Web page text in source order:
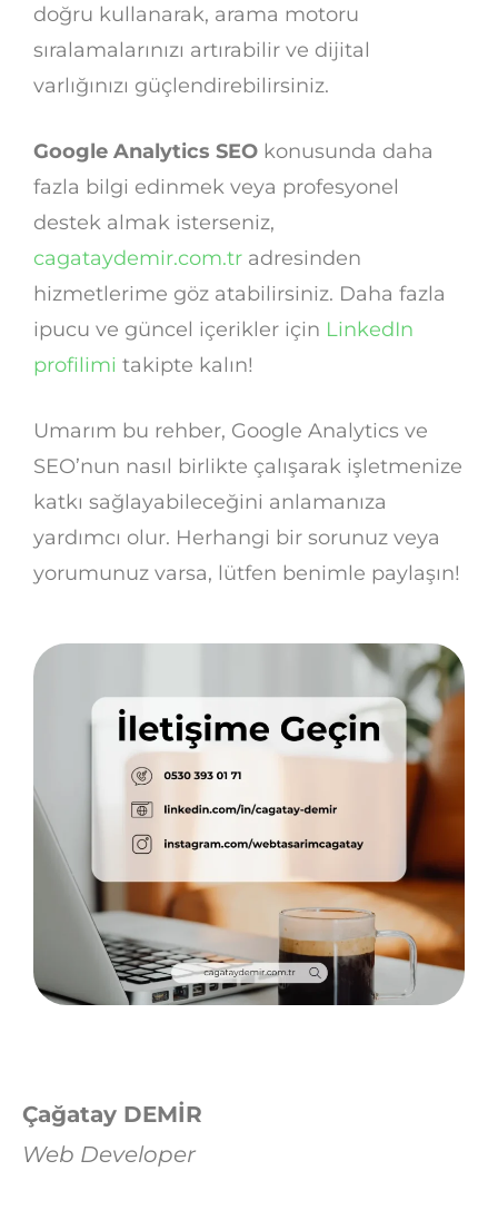
doğru kullanarak, arama motoru
sıralamalarınızı artırabilir ve dijital
varlığınızı güçlendirebilirsiniz.
Google Analytics SEO konusunda daha
fazla bilgi edinmek veya profesyonel
destek almak isterseniz,
cagataydemir.com.tr adresinden
hizmetlerime göz atabilirsiniz. Daha fazla
ipucu ve güncel içerikler için LinkedIn
profilimi takipte kalın!
Umarım bu rehber, Google Analytics ve
SEO’nun nasıl birlikte çalışarak işletmenize
katkı sağlayabileceğini anlamanıza
yardımcı olur. Herhangi bir sorunuz veya
yorumunuz varsa, lütfen benimle paylaşın!
Çağatay DEMİR
Web Developer